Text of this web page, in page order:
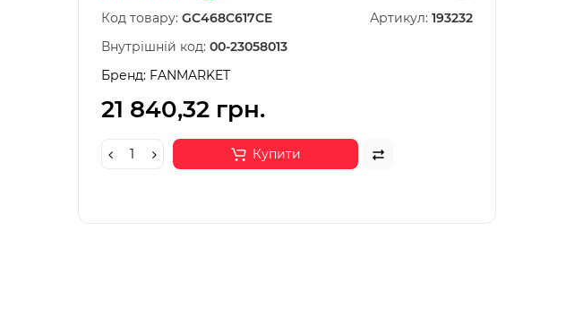
Код товару: GC468C617CE Артикул: 193232
Внутрішній код: 00-23058013
Бренд: FANMARKET
21 840,32 грн.
Купити